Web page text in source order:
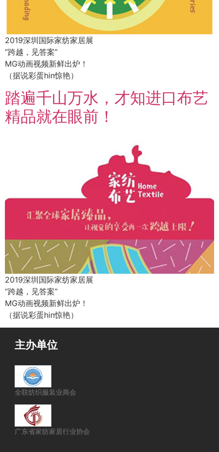
2019深圳国际家纺家居展
“跨越，见答案”
MG动画视频新鲜出炉！
（据说彩蛋hin惊艳）
踏遍千山万水，才知进口布艺
精品就在眼前！
2019深圳国际家纺家居展
“跨越，见答案”
MG动画视频新鲜出炉！
（据说彩蛋hin惊艳）
主办单位
全联纺织服装业商会
广东省家纺家居行业协会